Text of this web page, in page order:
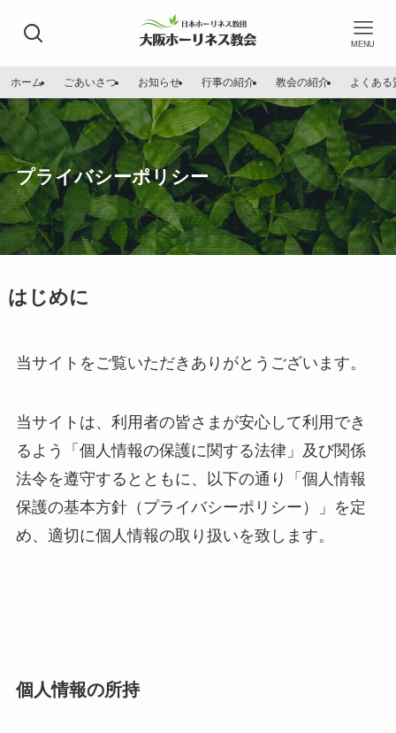
MENU
ホーム ごあいさつ お知らせ 行事の紹介 教会の紹介 よくある
プライバシーポリシー
はじめに
当サイトをご覧いただきありがとうございます。
当サイトは、利用者の皆さまが安心して利用でき
るよう「個人情報の保護に関する法律」及び関係
法令を遵守するとともに、以下の通り「個人情報
保護の基本方針（プライバシーポリシー）」を定
め、適切に個人情報の取り扱いを致します。
個人情報の所持